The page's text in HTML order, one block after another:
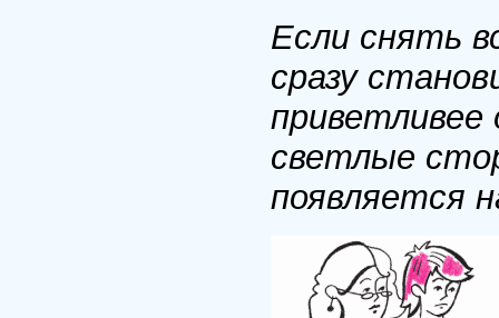
Если снять
сразу
приветливее
светлые
появляется